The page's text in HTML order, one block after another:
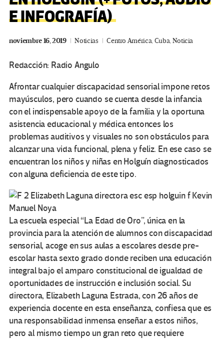
E INFOGRAFÍA)
noviembre 16, 2019 Noticias Centro América,Cuba,Noticia
Redacción: Radio Angulo
Afrontar cualquier discapacidad sensorial impone retos
mayúsculos, pero cuando se cuenta desde la infancia
con el indispensable apoyo de la familia y la oportuna
asistencia educacional y médica entonces los
problemas auditivos y visuales no son obstáculos para
alcanzar una vida funcional, plena y feliz. En ese caso se
encuentran los niños y niñas en Holguín diagnosticados
con alguna deficiencia de este tipo.
La escuela especial “La Edad de Oro”, única en la
provincia para la atención de alumnos con discapacidad
sensorial, acoge en sus aulas a escolares desde pre-
escolar hasta sexto grado donde reciben una educación
integral bajo el amparo constitucional de igualdad de
oportunidades de instrucción e inclusión social. Su
directora, Elizabeth Laguna Estrada, con 26 años de
experiencia docente en esta enseñanza, confiesa que es
una responsabilidad inmensa enseñar a estos niños,
pero al mismo tiempo un gran reto que requiere